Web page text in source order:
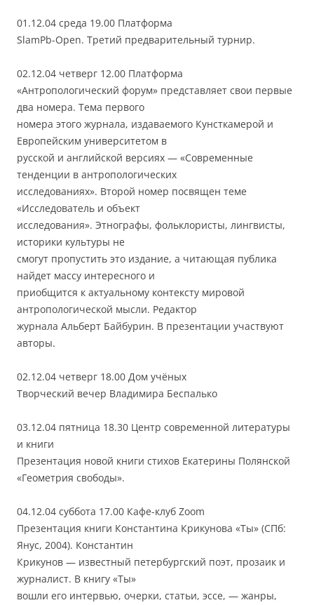
01.12.04 среда 19.00 Платформа
SlamРb-Open. Третий предварительный турнир.
02.12.04 четверг 12.00 Платформа
«Антропологический форум» представляет свои первые
два номера. Тема первого
номера этого журнала, издаваемого Кунсткамерой и
Европейским университетом в
русской и английской версиях — «Современные
тенденции в антропологических
исследованиях». Второй номер посвящен теме
«Исследователь и объект
исследования». Этнографы, фольклористы, лингвисты,
историки культуры не
смогут пропустить это издание, а читающая публика
найдет массу интересного и
приобщится к актуальному контексту мировой
антропологической мысли. Редактор
журнала Альберт Байбурин. В презентации участвуют
авторы.
02.12.04 четверг 18.00 Дом учёных
Творческий вечер Владимира Беспалько
03.12.04 пятница 18.30 Центр современной литературы
и книги
Презентация новой книги стихов Екатерины Полянской
«Геометрия свободы».
04.12.04 суббота 17.00 Кафе-клуб Zoom
Презентация книги Константина Крикунова «Ты» (СПб:
Янус, 2004). Константин
Крикунов — известный петербургский поэт, прозаик и
журналист. В книгу «Ты»
вошли его интервью, очерки, статьи, эссе, — жанры,